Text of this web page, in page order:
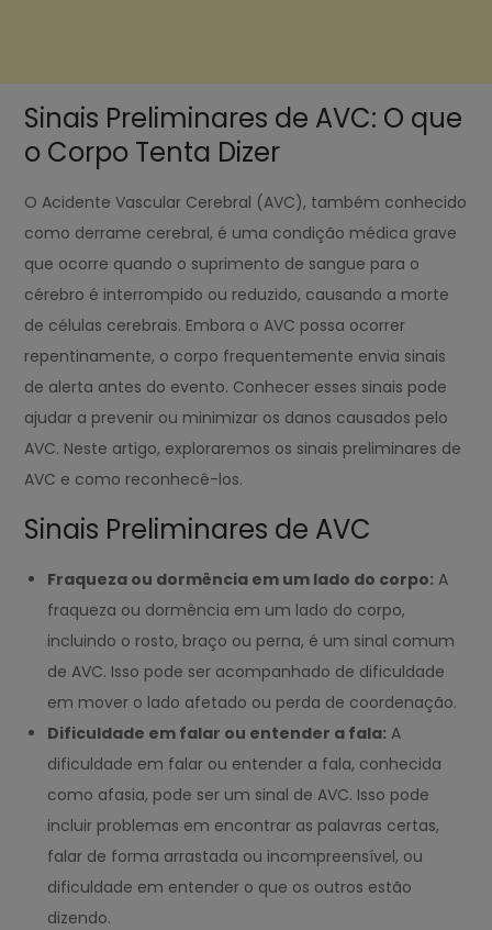
Sinais Preliminares de AVC: O que
o Corpo Tenta Dizer
O Acidente Vascular Cerebral (AVC), também conhecido
como derrame cerebral, é uma condição médica grave
que ocorre quando o suprimento de sangue para o
cérebro é interrompido ou reduzido, causando a morte
de células cerebrais. Embora o AVC possa ocorrer
repentinamente, o corpo frequentemente envia sinais
de alerta antes do evento. Conhecer esses sinais pode
ajudar a prevenir ou minimizar os danos causados pelo
AVC. Neste artigo, exploraremos os sinais preliminares de
AVC e como reconhecê-los.
Sinais Preliminares de AVC
Fraqueza ou dormência em um lado do corpo: A
fraqueza ou dormência em um lado do corpo,
incluindo o rosto, braço ou perna, é um sinal comum
de AVC. Isso pode ser acompanhado de dificuldade
em mover o lado afetado ou perda de coordenação.
Dificuldade em falar ou entender a fala: A
dificuldade em falar ou entender a fala, conhecida
como afasia, pode ser um sinal de AVC. Isso pode
incluir problemas em encontrar as palavras certas,
falar de forma arrastada ou incompreensível, ou
dificuldade em entender o que os outros estão
dizendo.